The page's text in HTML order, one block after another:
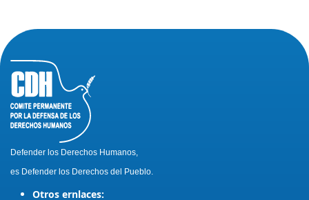
Defender los Derechos Humanos,
es Defender los Derechos del Pueblo.
Otros ernlaces: